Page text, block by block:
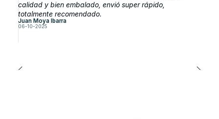
calidad y bien embalado, envió super rápido,
totalmente recomendado.
Juan Moya Ibarra
06-10-2025